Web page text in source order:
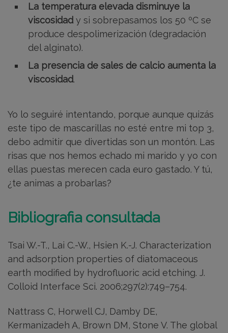
La temperatura elevada disminuye la
viscosidad y si sobrepasamos los 50 ºC se
produce despolimerización (degradación
del alginato).
La presencia de sales de calcio aumenta la
viscosidad.
Yo lo seguiré intentando, porque aunque quizás
este tipo de mascarillas no esté entre mi top 3,
debo admitir que divertidas son un montón. Las
risas que nos hemos echado mi marido y yo con
ellas puestas merecen cada euro gastado. Y tú,
¿te animas a probarlas?
Bibliografia consultada
Tsai W.-T., Lai C.-W., Hsien K.-J. Characterization
and adsorption properties of diatomaceous
earth modified by hydrofluoric acid etching. J.
Colloid Interface Sci. 2006;297(2):749–754.
Nattrass C, Horwell CJ, Damby DE,
Kermanizadeh A, Brown DM, Stone V. The global